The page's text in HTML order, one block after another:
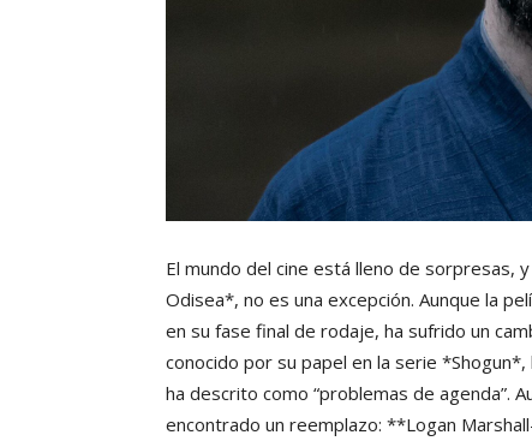
El mundo del cine está lleno de sorpresas,
Odisea*, no es una excepción. Aunque la
en su fase final de rodaje, ha sufrido un
conocido por su papel en la serie
ha descrito como “problemas de agenda”.
encontrado un reemplazo: **Logan